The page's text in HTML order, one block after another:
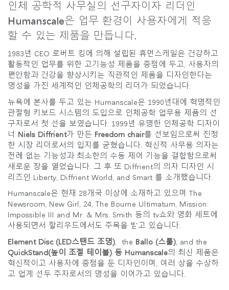
인체 공학적 사무실의 선구자이자 리더인
Humanscale은 업무 환경이 사용자에게 적응
할 수 있는 제품을 만듭니다.
1983년 CEO 로버트 킹에 의해 설립된 휴먼스케일은 건강하고
활동적인 업무를 위한 고기능성 제품을 중점에 두고, 사용자의
편안함과 건강을 향상시키는 직관적인 제품을 디자인한다는
명성을 가진 세계적인 인체공학의 리더가 되었습니다.
뉴욕에 본사를 두고 있는 Humanscale은 1990년대에 혁명적인
관절형 키보드 시스템의 도입으로 인체공학 업무용 제품의 선
구자로서 첫 선을 보였습니다. 1999년 유명한 인체공학 디자이
너 Niels Diffrient가 만든 Freedom chair를 선보임으로써 진정
한 시장 리더로서의 입지를 굳혔습니다. 혁신적 사무용 의자는
전례 없는 기능성과 최소한의 수동 제어 기능을 결합함으로써
새로운 장을 열었습니다. 그 후 또 Diffrient의 의자 디자인 시
리즈인 Liberty, Diffrient World, and Smart 를 소개했습니다.
Humanscale은 현재 28개국 이상에 소재하고 있으며 The
Newsroom, New Girl, 24, The Bourne Ultimatum, Mission:
Impossible III and Mr. & Mrs. Smith 등의 tv쇼와 영화 세트에
사용되면서 할리우드에서도 주목을 받고 있습니다.
Element Disc (LED스탠드 조명) , the Ballo (스툴) , and the
QuickStand(높이 조절 테이블) 등 Humanscale의 최신 제품은
혁신적이고 사용자에 중점을 둔 디자인이며, 여러 상을 수상하
고 업계 선두 주자로서의 명성을 이어가고 있습니다.